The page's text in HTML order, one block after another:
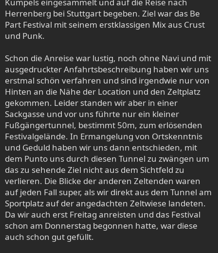
:
Herrenberg bei Stuttgart begeben. Ziel war das Be
Part Festival mit seinem erstklassigen Mix aus Crust
und Punk.
Schon die Anreise war lustig, noch ohne Navi und mit
ausgedruckter Anfahrtsbeschreibung haben wir uns
erstmal schön verfahren und sind irgendwie nur von
Hinten an die Nähe der Location und den Zeltplatz
gekommen. Leider standen wir aber in einer
Sackgasse und vor uns führte nur ein kleiner
Fußgängertunnel, bestimmt 50m, zum erlösenden
Festivalgelände. In Ermangelung von Ortskenntnis
und Geduld haben wir uns dann entschieden, mit
dem Punto uns durch diesen Tunnel zu zwängen um
das zu sehende Ziel nicht aus dem Sichtfeld zu
verlieren. Die Blicke der anderen Zeltenden waren
auf jeden Fall super, als wir direkt aus dem Tunnel am
Sportplatz auf der angedachten Zeltwiese landeten.
Da wir auch erst Freitag anreisten und das Festival
schon am Donnerstag begonnen hatte, war diese
auch schon gut gefüllt.